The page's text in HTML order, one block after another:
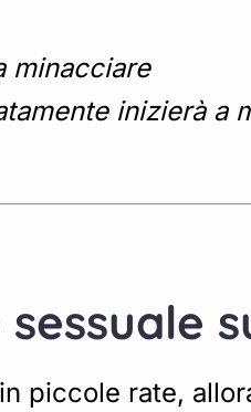
minacciare
inizierà a
piccole rate,